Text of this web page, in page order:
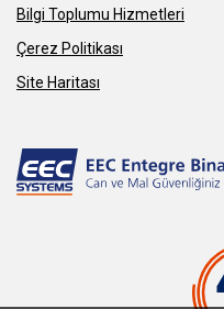
Bilgi Toplumu Hizmetleri
Çerez Politikası
Site Haritası